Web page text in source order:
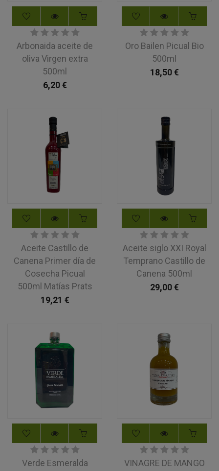
Arbonaida aceite de
oliva Virgen extra
500ml
6,20€
Oro Bailen Picual Bio
500ml
18,50€
Aceite Castillo de
Canena Primer día de
Cosecha Picual
500ml Matías Prats
19,21 €
Aceite siglo XXI Royal
Temprano Castillo de
Canena 500ml
29,00€
Verde Esmeralda
VINAGRE DE MANGO